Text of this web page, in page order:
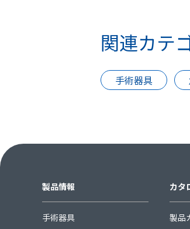
関連カテ
手術器具
製品情報
手術器具
カタ
製品